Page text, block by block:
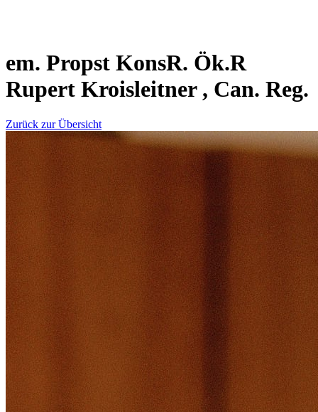
em. Propst KonsR. Ök.R
Rupert Kroisleitner , Can. Reg.
Zurück zur Übersicht